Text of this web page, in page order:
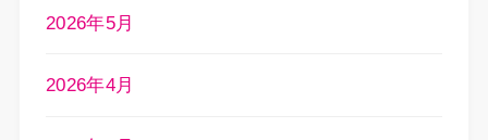
2026年5月
2026年4月